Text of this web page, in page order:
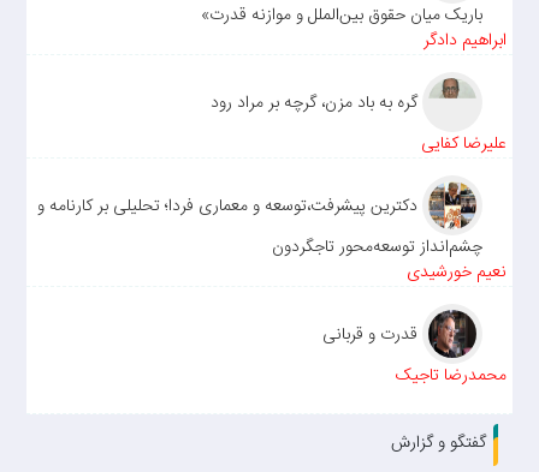
باریک میان حقوق بین‌الملل و موازنه قدرت»
ابراهیم دادگر
گره به باد مزن، گرچه بر مراد رود
علیرضا کفایی
دکترین پیشرفت،توسعه و معماری فردا؛ تحلیلی بر کارنامه و
چشم‌انداز توسعه‌محور تاجگردون
نعیم خورشیدی
قدرت و قربانی
محمدرضا تاجیک
گفتگو و گزارش